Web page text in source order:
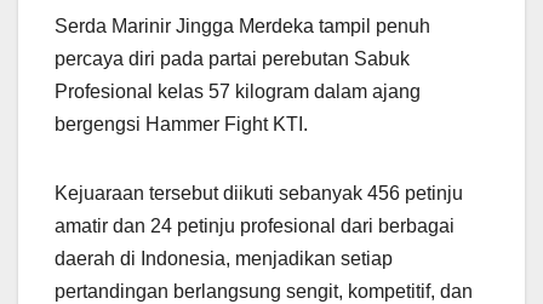
Serda Marinir Jingga Merdeka tampil penuh
percaya diri pada partai perebutan Sabuk
Profesional kelas 57 kilogram dalam ajang
bergengsi Hammer Fight KTI.
Kejuaraan tersebut diikuti sebanyak 456 petinju
amatir dan 24 petinju profesional dari berbagai
daerah di Indonesia, menjadikan setiap
pertandingan berlangsung sengit, kompetitif, dan